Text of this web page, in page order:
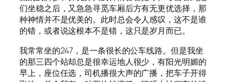
们坐稳之后，又急急寻觅车厢后方有无更优选择，那
种神情并不是优美的。此时总会令人感叹，这不是谁
的错，或者说这根本不是错，这只是岁月而已。
我常常坐的247，是一条很长的公车线路。但是我坐
的那三四个站却总是很幸运地人很少，有阳光明媚的
早上，座位任选，司机播很大声的广播，把车子开得